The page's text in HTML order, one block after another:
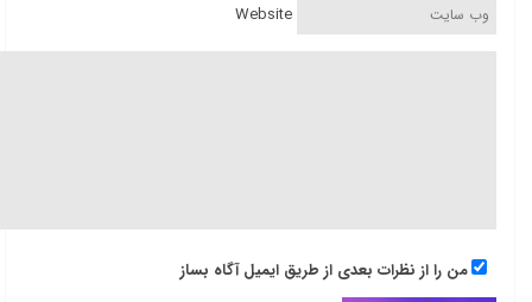
Website
من را از نظرات بعدی از طریق ایمیل آگاه بساز